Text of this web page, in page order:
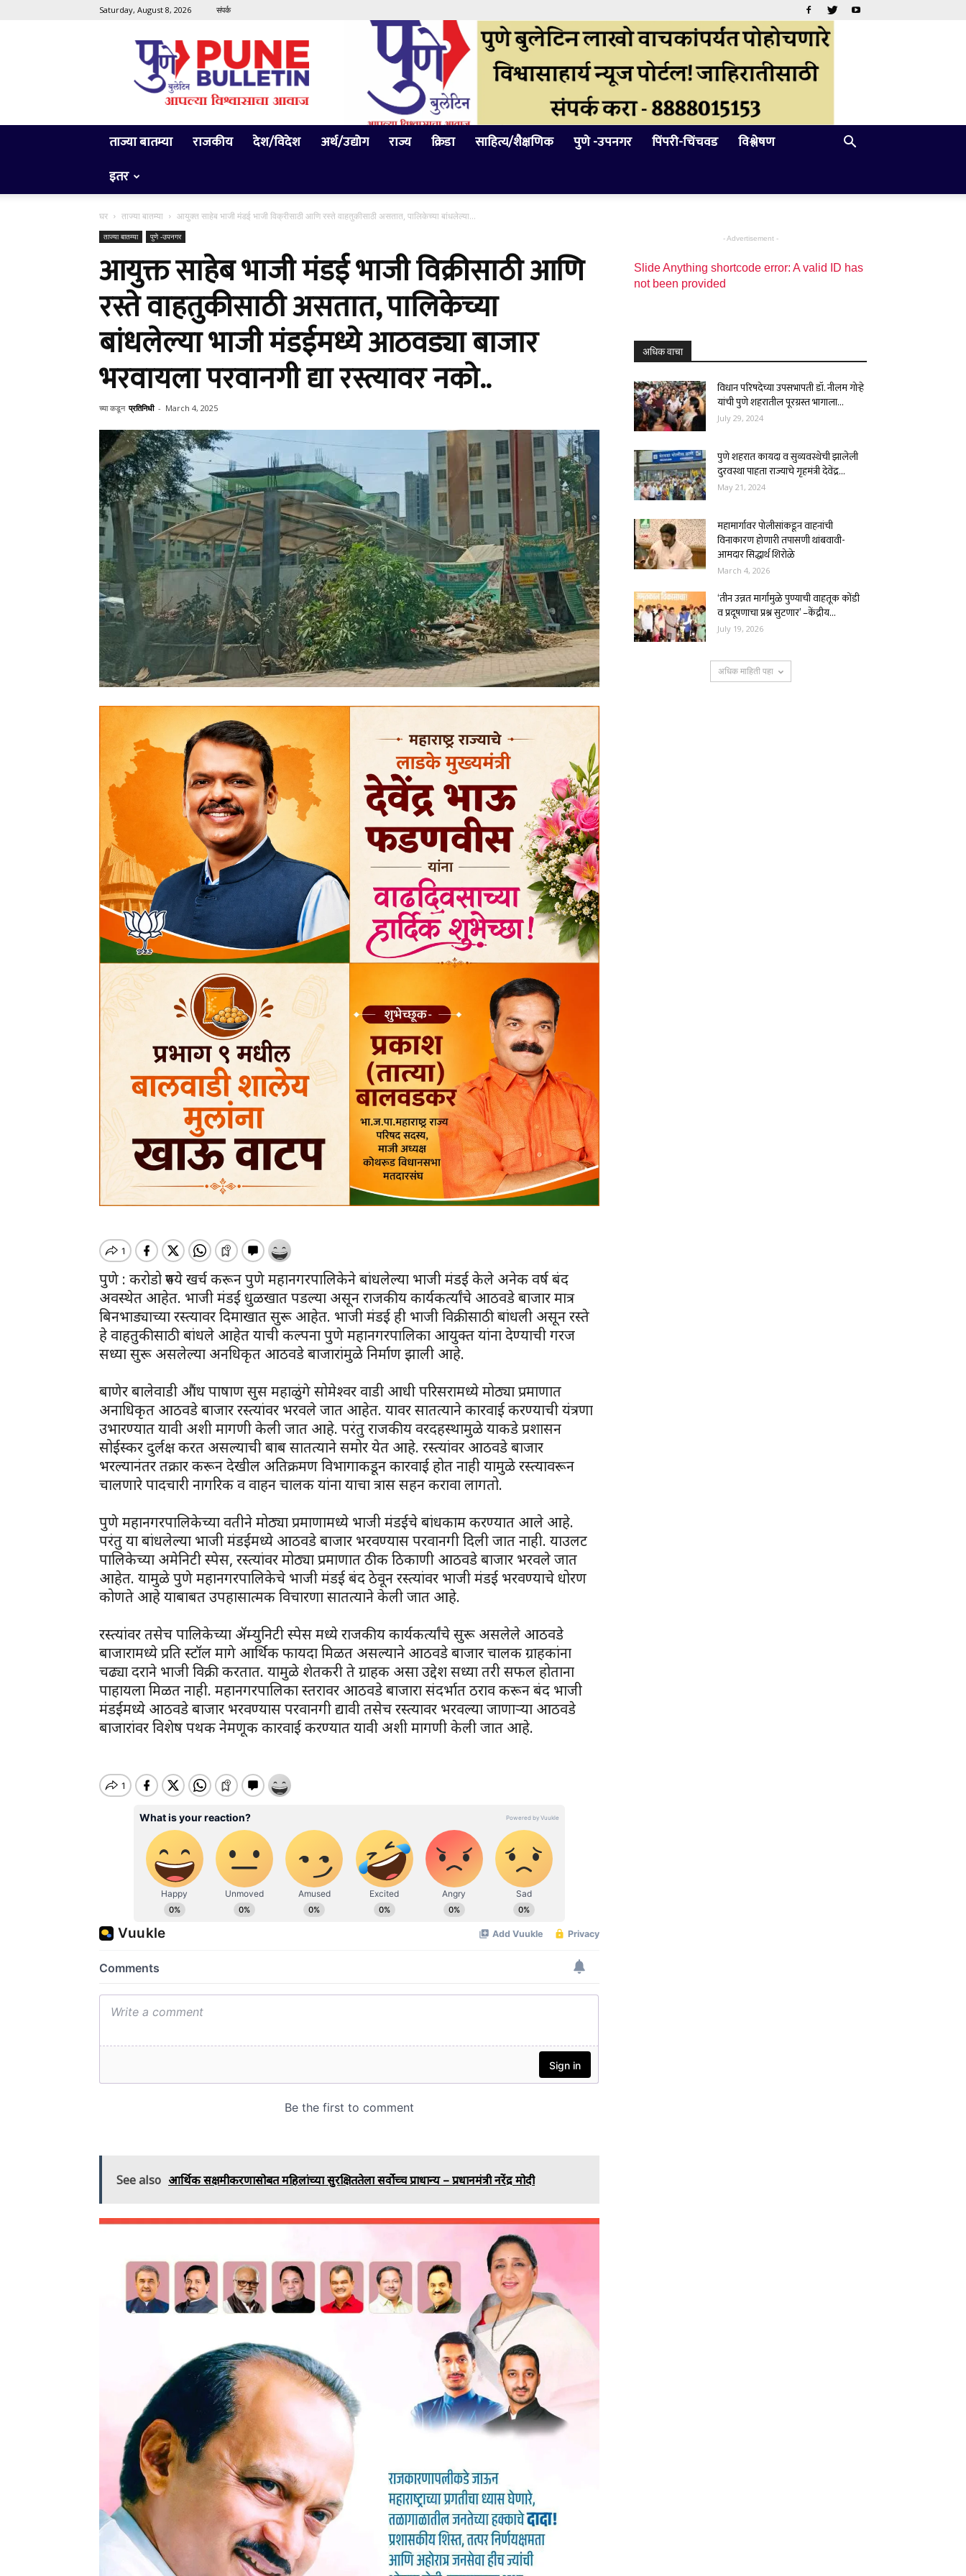
Saturday, August 8, 2026 संपर्क
Pune
Bulletin
ताज्या बातम्या राजकीय देश/विदेश अर्थ/उद्योग राज्य क्रिडा साहित्य/शैक्षणिक पुणे -उपनगर पिंपरी-चिंचवड
विश्लेषण
इतर
घर ताज्या बातम्या आयुक्त साहेब भाजी मंडई भाजी विक्रीसाठी आणि रस्ते वाहतुकीसाठी असतात, पालिकेच्या बांधलेल्या...
ताज्या बातम्या पुणे -उपनगर
आयुक्त साहेब भाजी मंडई भाजी विक्रीसाठी आणि
रस्ते वाहतुकीसाठी असतात, पालिकेच्या
बांधलेल्या भाजी मंडईमध्ये आठवड्या बाजार
भरवायला परवानगी द्या रस्त्यावर नको..
च्या कडून प्रतिनिधी - March 4, 2025
पुणे : करोडो रुपये खर्च करून पुणे महानगरपालिकेने बांधलेल्या भाजी मंडई केले अनेक वर्ष बंद
अवस्थेत आहेत. भाजी मंडई धुळखात पडल्या असून राजकीय कार्यकर्त्यांचे आठवडे बाजार मात्र
बिनभाड्याच्या रस्त्यावर दिमाखात सुरू आहेत. भाजी मंडई ही भाजी विक्रीसाठी बांधली असून रस्ते
हे वाहतुकीसाठी बांधले आहेत याची कल्पना पुणे महानगरपालिका आयुक्त यांना देण्याची गरज
सध्या सुरू असलेल्या अनधिकृत आठवडे बाजारांमुळे निर्माण झाली आहे.
बाणेर बालेवाडी औंध पाषाण सुस महाळुंगे सोमेश्वर वाडी आधी परिसरामध्ये मोठ्या प्रमाणात
अनाधिकृत आठवडे बाजार रस्त्यांवर भरवले जात आहेत. यावर सातत्याने कारवाई करण्याची यंत्रणा
उभारण्यात यावी अशी मागणी केली जात आहे. परंतु राजकीय वरदहस्थामुळे याकडे प्रशासन
सोईस्कर दुर्लक्ष करत असल्याची बाब सातत्याने समोर येत आहे. रस्त्यांवर आठवडे बाजार
भरल्यानंतर तक्रार करून देखील अतिक्रमण विभागाकडून कारवाई होत नाही यामुळे रस्त्यावरून
चालणारे पादचारी नागरिक व वाहन चालक यांना याचा त्रास सहन करावा लागतो.
पुणे महानगरपालिकेच्या वतीने मोठ्या प्रमाणामध्ये भाजी मंडईचे बांधकाम करण्यात आले आहे.
परंतु या बांधलेल्या भाजी मंडईमध्ये आठवडे बाजार भरवण्यास परवानगी दिली जात नाही. याउलट
पालिकेच्या अमेनिटी स्पेस, रस्त्यांवर मोठ्या प्रमाणात ठीक ठिकाणी आठवडे बाजार भरवले जात
आहेत. यामुळे पुणे महानगरपालिकेचे भाजी मंडई बंद ठेवून रस्त्यांवर भाजी मंडई भरवण्याचे धोरण
कोणते आहे याबाबत उपहासात्मक विचारणा सातत्याने केली जात आहे.
रस्त्यांवर तसेच पालिकेच्या ॲम्युनिटी स्पेस मध्ये राजकीय कार्यकर्त्यांचे सुरू असलेले आठवडे
बाजारामध्ये प्रति स्टॉल मागे आर्थिक फायदा मिळत असल्याने आठवडे बाजार चालक ग्राहकांना
चढ्या दराने भाजी विक्री करतात. यामुळे शेतकरी ते ग्राहक असा उद्देश सध्या तरी सफल होताना
पाहायला मिळत नाही. महानगरपालिका स्तरावर आठवडे बाजारा संदर्भात ठराव करून बंद भाजी
मंडईमध्ये आठवडे बाजार भरवण्यास परवानगी द्यावी तसेच रस्त्यावर भरवल्या जाणाऱ्या आठवडे
बाजारांवर विशेष पथक नेमणूक कारवाई करण्यात यावी अशी मागणी केली जात आहे.
See also आर्थिक सक्षमीकरणासोबत महिलांच्या सुरक्षिततेला सर्वोच्च प्राधान्य – प्रधानमंत्री नरेंद्र मोदी
- Advertisement -
Slide Anything shortcode error: A valid ID has
not been provided
अधिक वाचा
विधान परिषदेच्या उपसभापती डॉ. नीलम गोऱ्हे
यांची पुणे शहरातील पूरग्रस्त भागाला...
July 29, 2024
पुणे शहरात कायदा व सुव्यवस्थेची झालेली
दुरवस्था पाहता राज्याचे गृहमंत्री देवेंद्र...
May 21, 2024
महामार्गावर पोलीसांकडून वाहनांची
विनाकारण होणारी तपासणी थांबवावी-
आमदार सिद्धार्थ शिरोळे
March 4, 2026
‘तीन उन्नत मार्गांमुळे पुण्याची वाहतूक कोंडी
व प्रदूषणाचा प्रश्न सुटणार’ –केंद्रीय...
July 19, 2026
अधिक माहिती पहा